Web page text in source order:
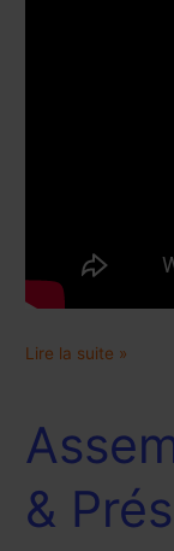
Lire la suite »
&
Assemblée
générale
Présentation
des